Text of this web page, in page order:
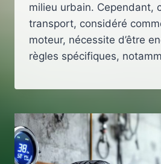
milieu urbain. Cependant,
transport, considéré
moteur, nécessite d’être
règles spécifiques,